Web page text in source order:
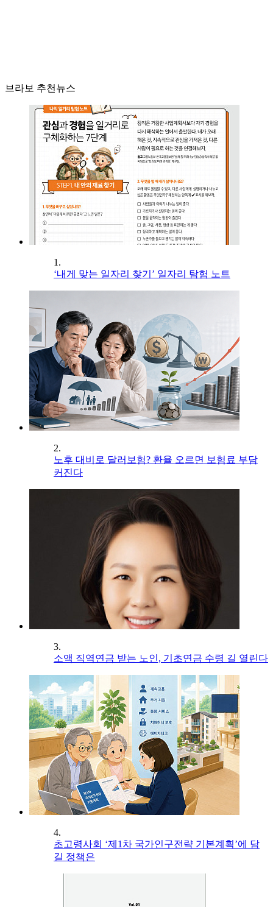
브라보 추천뉴스
1.
‘내게 맞는 일자리 찾기’ 일자리 탐험 노트
2.
노후 대비로 달러보험? 환율 오르면 보험료 부담
커진다
3.
소액 직역연금 받는 노인, 기초연금 수령 길 열린다
4.
초고령사회 ‘제1차 국가인구전략 기본계획’에 담
길 정책은